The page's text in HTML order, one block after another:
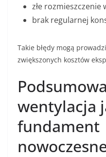
złe rozmieszczenie
brak regularnej
Takie błędy mogą
zwiększonych kosztów
wentylacja
fundament